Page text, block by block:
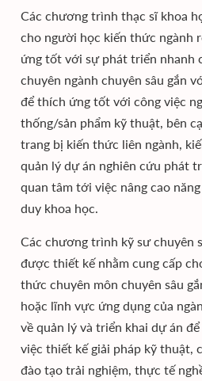
Các chương trình thạc sĩ khoa
cho người học kiến thức ngành
ứng tốt với sự phát triển nhanh
chuyên ngành chuyên sâu gắn
để thích ứng tốt với công việc
thống/sản phẩm kỹ thuật, bên
trang bị kiến thức liên ngành,
quản lý dự án nghiên cứu phát
quan tâm tới việc nâng cao
duy khoa học.
Các chương trình kỹ sư chuyên
được thiết kế nhằm cung cấp
thức chuyên môn chuyên sâu
hoặc lĩnh vực ứng dụng của
về quản lý và triển khai dự án
việc thiết kế giải pháp kỹ thuật,
đào tạo trải nghiệm, thực tế